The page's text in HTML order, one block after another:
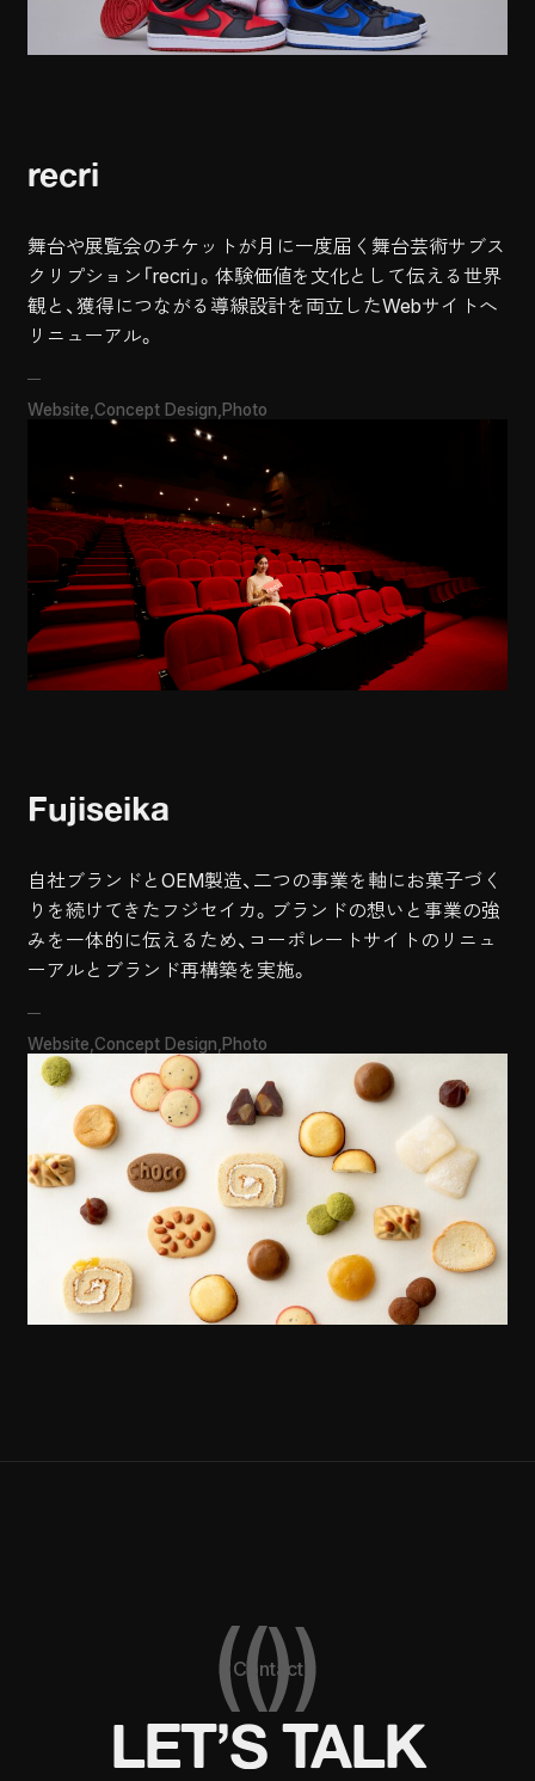
recri
舞台や展覧会のチケットが月に一度届く舞台芸術サブス
クリプション「recri」。体験価値を文化として伝える世界
観と、獲得につながる導線設計を両立したWebサイトへ
リニューアル。
Website Concept Design Photo
Fujiseika
自社ブランドとOEM製造、二つの事業を軸にお菓子づく
りを続けてきたフジセイカ。ブランドの想いと事業の強
みを一体的に伝えるため、コーポレートサイトのリニュ
Website Concept Design Photo
Contact
LET’S TALK